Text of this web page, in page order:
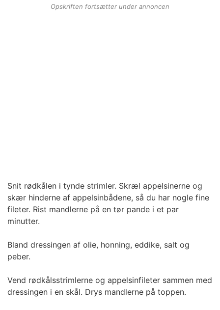
Opskriften fortsætter under annoncen
Snit rødkålen i tynde strimler. Skræl appelsinerne og
skær hinderne af appelsinbådene, så du har nogle fine
fileter. Rist mandlerne på en tør pande i et par
minutter.
Bland dressingen af olie, honning, eddike, salt og
peber.
Vend rødkålsstrimlerne og appelsinfileter sammen med
dressingen i en skål. Drys mandlerne på toppen.